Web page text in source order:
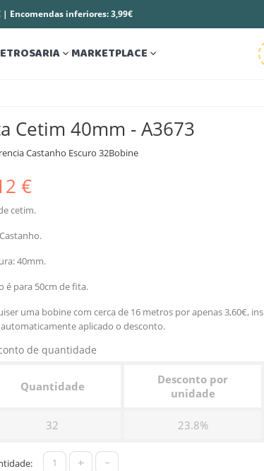
| Encomendas inferiores: 3,99€
 MARKETPLACE 
Cetim 40mm - A3673
Castanho Escuro 32Bobine
€
cetim.
40mm.
é para 50cm de fita.
uma bobine com cerca de 16 metros por apenas 3,60€,
automaticamente aplicado o desconto.
de quantidade
Quantidade
Desconto por
unidade
32 23.8%
+ -